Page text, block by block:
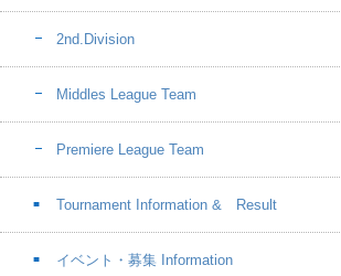
2nd.Division
Middles League Team
Premiere League Team
Tournament Information & Result
イベント・募集 Information